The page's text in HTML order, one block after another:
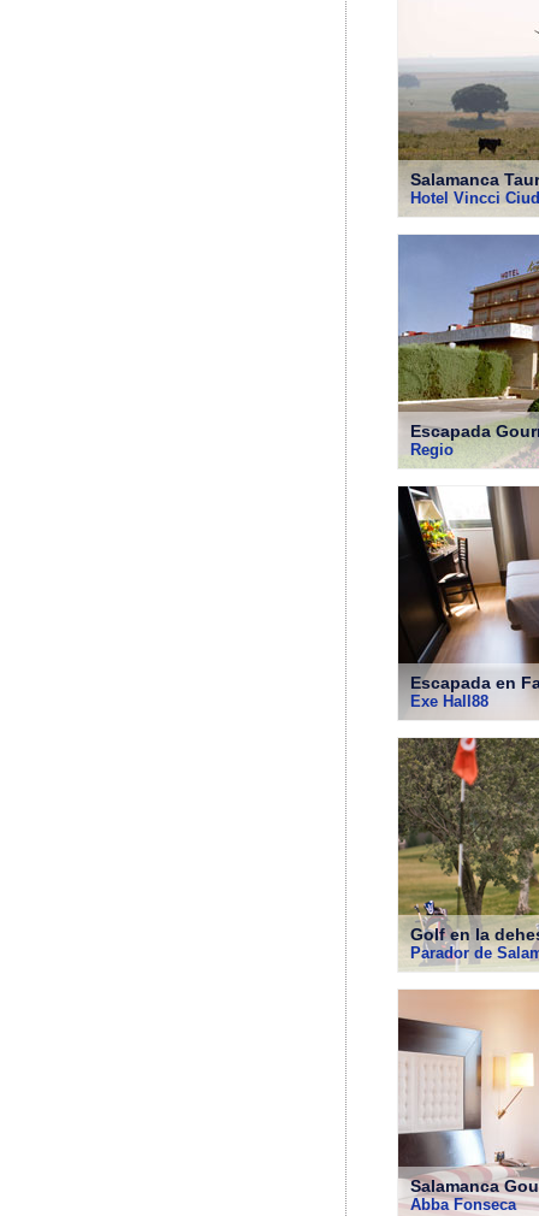
Salamanca
Hotel Vincci
Escapada
Regio
Escapada en
Exe Hall88
Golf en la
Parador de
Salamanca
Abba Fonseca